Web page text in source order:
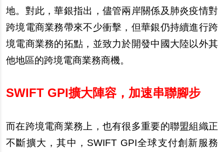
地。對此，華銀指出，儘管兩岸關係及肺炎疫情對
跨境電商業務帶來不少衝擊，但華銀仍持續進行跨
境電商業務的拓點，並致力於開發中國大陸以外其
他地區的跨境電商業務商機。
SWIFT GPI擴大陣容，加速串聯腳步
而在跨境電商業務上，也有很多重要的聯盟組織正
不斷擴大，其中，SWIFT GPI全球支付創新服務